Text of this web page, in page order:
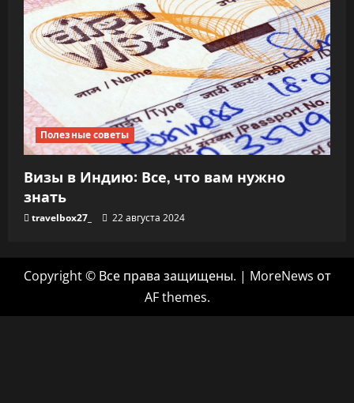
Полезные советы
Визы в Индию: Все, что вам нужно
знать
travelbox27_ 22 августа 2024
Copyright © Все права защищены. | MoreNews от
AF themes.